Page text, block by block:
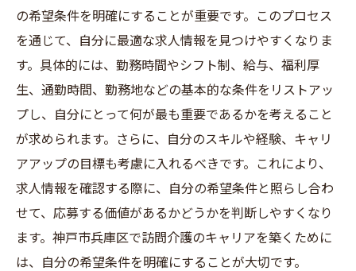
の希望条件を明確にすることが重要です。このプロセス
を通じて、自分に最適な求人情報を見つけやすくなりま
す。具体的には、勤務時間やシフト制、給与、福利厚
生、通勤時間、勤務地などの基本的な条件をリストアッ
プし、自分にとって何が最も重要であるかを考えること
が求められます。さらに、自分のスキルや経験、キャリ
アアップの目標も考慮に入れるべきです。これにより、
求人情報を確認する際に、自分の希望条件と照らし合わ
せて、応募する価値があるかどうかを判断しやすくなり
ます。神戸市兵庫区で訪問介護のキャリアを築くために
は、自分の希望条件を明確にすることが大切です。